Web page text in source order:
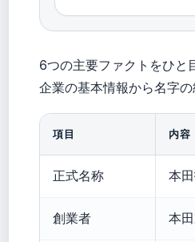
6つの主要ファクトをひと
企業の基本情報から名字
項目 内容
正式名称 本
創業者 本